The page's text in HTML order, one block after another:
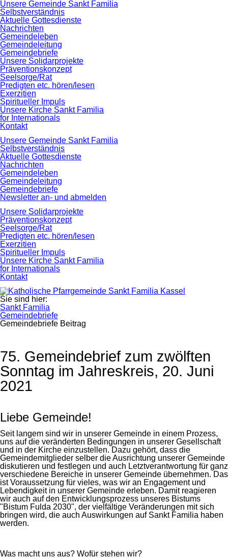
Navigation
überspringen
Unsere Gemeinde Sankt Familia
Selbstverständnis
Aktuelle Gottesdienste
Nachrichten
Gemeindeleben
Gemeindeleitung
Gemeindebriefe
Unsere Solidarprojekte
Präventionskonzept
Seelsorge/Rat
Predigten etc. hören/lesen
Exerzitien
Spiritueller Impuls
Unsere Kirche Sankt Familia
for Internationals
Kontakt
Navigation
überspringen
Unsere Gemeinde Sankt Familia
Selbstverständnis
Aktuelle Gottesdienste
Nachrichten
Gemeindeleben
Gemeindeleitung
Gemeindebriefe
Newsletter an- und abmelden
Unsere Solidarprojekte
Präventionskonzept
Seelsorge/Rat
Predigten etc. hören/lesen
Exerzitien
Spiritueller Impuls
Unsere Kirche Sankt Familia
for Internationals
Kontakt
Sie sind hier:
Sankt Familia
Gemeindebriefe
Gemeindebriefe Beitrag
75. Gemeindebrief zum zwölften
Sonntag im Jahreskreis, 20. Juni
2021
Liebe Gemeinde!
Seit langem sind wir in unserer Gemeinde in einem Prozess,
uns auf die veränderten Bedingungen in unserer Gesellschaft
und in der Kirche einzustellen. Dazu gehört, dass die
Gemeindemitglieder selber die Ausrichtung unserer Gemeinde
diskutieren und festlegen und auch Letztverantwortung für ganz
verschiedene Bereiche in unserer Gemeinde übernehmen. Das
ist Voraussetzung für vieles, was wir an Engagement und
Lebendigkeit in unserer Gemeinde erleben. Damit reagieren
wir auch auf den Entwicklungsprozess unseres Bistums
"Bistum Fulda 2030", der vielfältige Veränderungen mit sich
bringen wird, die auch Auswirkungen auf Sankt Familia haben
werden.
Was macht uns aus? Wofür stehen wir?